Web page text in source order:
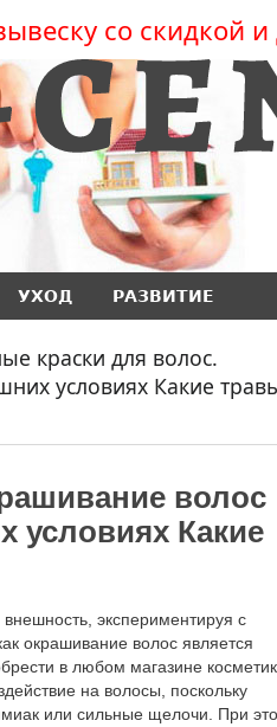
со скидкой
УХОД РАЗВИТИЕ
краски для волос.
условиях Какие
волос
условиях Какие
экспериментируя с
окрашивание волос является
в любом магазине
на волосы, поскольку
или сильные щелочи. При